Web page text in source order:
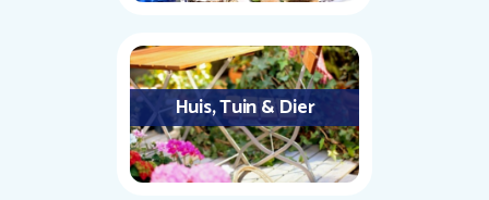
Huis, Tuin & Dier